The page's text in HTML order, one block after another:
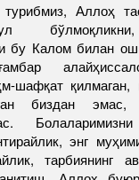
Аллоҳ
бу Калом билан
шафқат қилмаган,
биздан эмас,
Болаларимизни
энг
тарбиянинг